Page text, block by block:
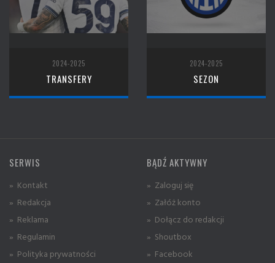
2024-2025
TRANSFERY
2024-2025
SEZON
SERWIS
» Kontakt
» Redakcja
» Reklama
» Regulamin
» Polityka prywatności
BĄDŹ AKTYWNY
» Zaloguj się
» Załóż konto
» Dołącz do redakcji
» Shoutbox
» Facebook